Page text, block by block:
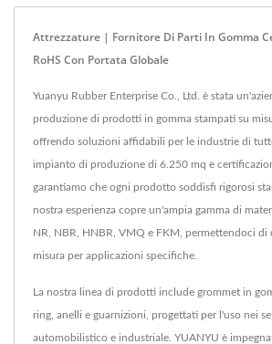
Attrezzature | Fornitore Di Parti In Gomma
RoHS Con Portata Globale
Yuanyu Rubber Enterprise Co., Ltd. è stata
produzione di prodotti in gomma stampati su
offrendo soluzioni affidabili per le industrie di
impianto di produzione di 6.250 mq e
garantiamo che ogni prodotto soddisfi rigorosi
nostra esperienza copre un'ampia gamma di
NR, NBR, HNBR, VMQ e FKM, permettendoci di
misura per applicazioni specifiche.
La nostra linea di prodotti include grommet in
ring, anelli e guarnizioni, progettati per l'uso nei
automobilistico e industriale. YUANYU è